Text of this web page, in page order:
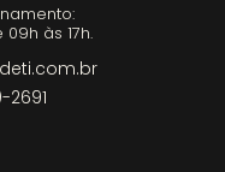
às 17h.
2691